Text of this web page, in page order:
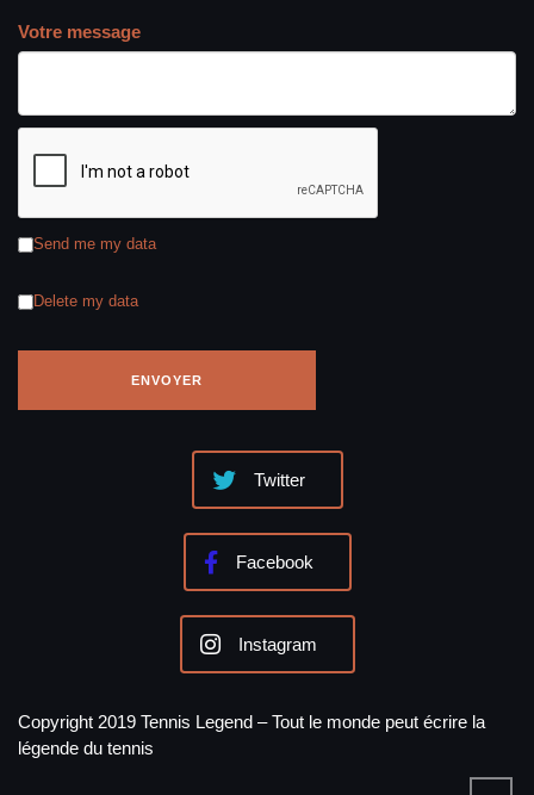
Votre message
Send me my data
Delete my data
Twitter
Facebook
Instagram
Copyright 2019 Tennis Legend – Tout le monde peut écrire la
légende du tennis